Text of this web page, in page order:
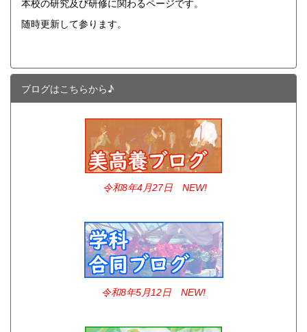
本校の研究及び研修に関わるページです。
随時更新して参ります。
ブログはこちらから♪
令和8年4月27日 NEW!
令和8年5月12日 NEW!